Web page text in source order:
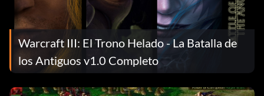
Warcraft III: El Trono Helado - La Batalla de
los Antiguos v1.0 Completo